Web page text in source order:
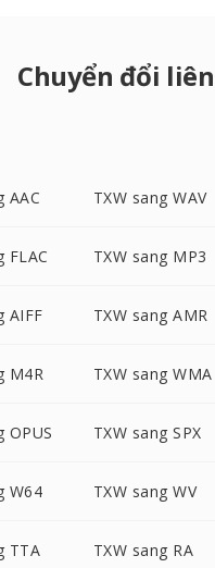
Chuyển đổi
AAC TXW sang WAV
FLAC TXW sang MP3
AIFF TXW sang AMR
M4R TXW sang WMA
OPUS TXW sang SPX
W64 TXW sang WV
TTA TXW sang RA